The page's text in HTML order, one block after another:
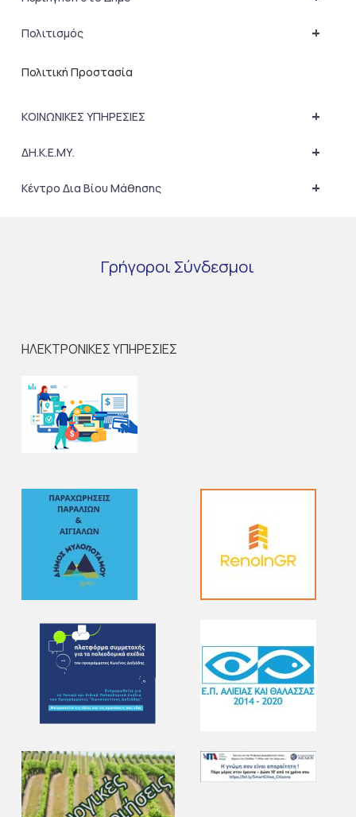
+
Πολιτισμός
Πολιτική Προστασία
+
ΚΟΙΝΩΝΙΚΕΣ ΥΠΗΡΕΣΙΕΣ
+
ΔΗ.Κ.Ε.ΜΥ.
+
Κέντρο Δια Βίου Μάθησης
Γρήγοροι Σύνδεσμοι
ΗΛΕΚΤΡΟΝΙΚΕΣ ΥΠΗΡΕΣΙΕΣ